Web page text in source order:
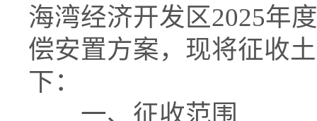
海湾经济开发区2025年
偿安置方案，现将征收
下：
一、征收范围